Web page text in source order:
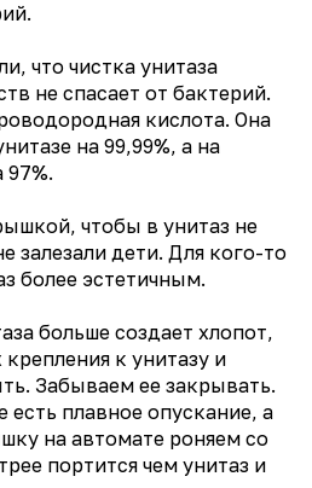
что чистка унитаза
не спасает от бактерий.
кислота. Она
на 99,99%, а на
97%.
чтобы в унитаз не
залезали дети. Для кого-то
более эстетичным.
больше создает хлопот,
к унитазу и
Забываем ее закрывать.
есть плавное опускание, а
на автомате роняем со
портится чем унитаз и